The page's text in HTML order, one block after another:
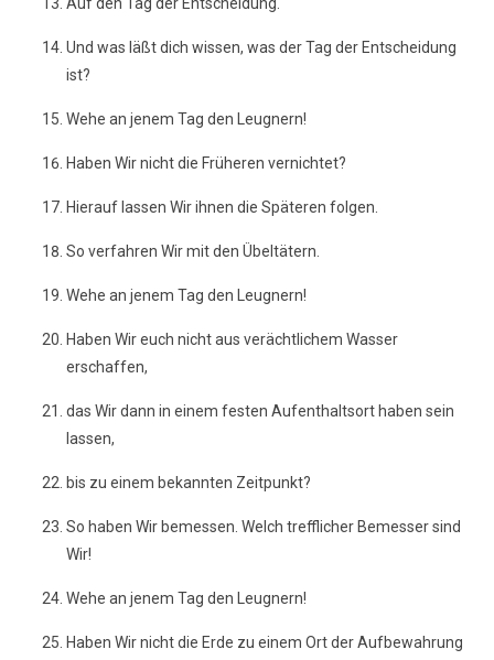
Und was läßt dich wissen, was der Tag der Entscheidung
ist?
Wehe an jenem Tag den Leugnern!
Haben Wir nicht die Früheren vernichtet?
Hierauf lassen Wir ihnen die Späteren folgen.
So verfahren Wir mit den Übeltätern.
Wehe an jenem Tag den Leugnern!
Haben Wir euch nicht aus verächtlichem Wasser
erschaffen,
das Wir dann in einem festen Aufenthaltsort haben sein
lassen,
bis zu einem bekannten Zeitpunkt?
So haben Wir bemessen. Welch trefflicher Bemesser sind
Wir!
Wehe an jenem Tag den Leugnern!
Haben Wir nicht die Erde zu einem Ort der Aufbewahrung